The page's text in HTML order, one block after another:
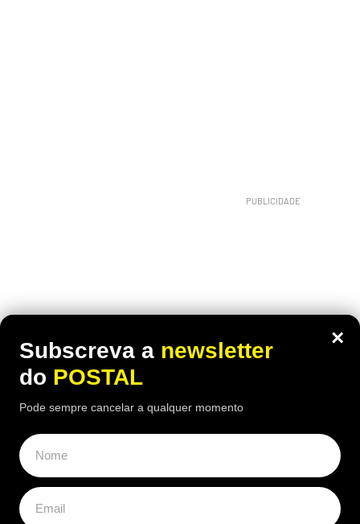
×
Subscreva a newsletter
do POSTAL
Pode sempre cancelar a qualquer momento